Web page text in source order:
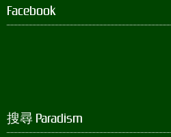
Facebook
搜尋 Paradism